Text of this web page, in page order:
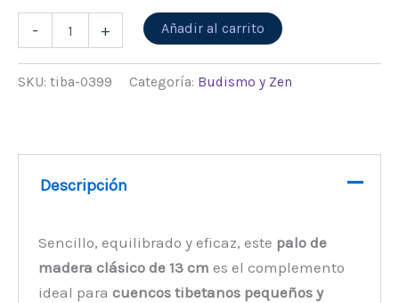
- + Añadir al carrito
SKU: tiba-0399 Categoría: Budismo y Zen
Descripción
Sencillo, equilibrado y eficaz, este palo de
madera clásico de 13 cm es el complemento
ideal paracuencos tibetanos pequeños y